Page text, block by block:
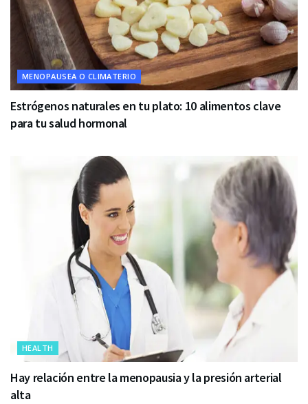
MENOPAUSEA O CLIMATERIO
Estrógenos naturales en tu plato: 10 alimentos clave
para tu salud hormonal
HEALTH
Hay relación entre la menopausia y la presión arterial
alta